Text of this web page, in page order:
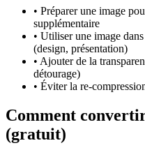
• Préparer une image
supplémentaire
• Utiliser une image
(design, présentation)
• Ajouter de la
détourage)
• Éviter la re-
Comment
(gratuit)